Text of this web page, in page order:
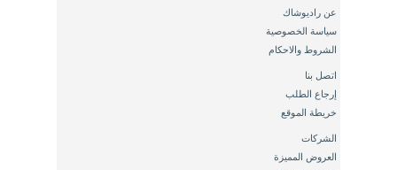
عن راديوشاك
سياسة الخصوصية
الشروط والاحكام
اتصل بنا
إرجاع الطلب
خريطة الموقع
الشركات
العروض المميزة